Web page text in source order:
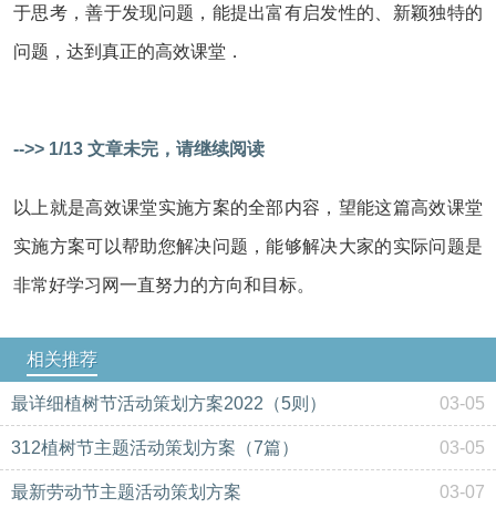
于思考，善于发现问题，能提出富有启发性的、新颖独特的
问题，达到真正的高效课堂．
-->> 1/13 文章未完，请继续阅读
以上就是高效课堂实施方案的全部内容，望能这篇高效课堂
实施方案可以帮助您解决问题，能够解决大家的实际问题是
非常好学习网一直努力的方向和目标。
相关推荐
最详细植树节活动策划方案2022（5则） 03-05
312植树节主题活动策划方案（7篇） 03-05
最新劳动节主题活动策划方案 03-07